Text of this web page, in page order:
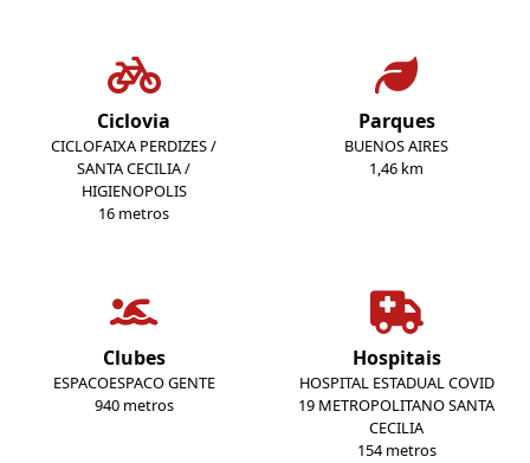
Ciclovia
CICLOFAIXA PERDIZES /
SANTA CECILIA /
HIGIENOPOLIS
16 metros
Parques
BUENOS AIRES
1,46 km
Clubes
ESPACOESPACO GENTE
940 metros
Hospitais
HOSPITAL ESTADUAL COVID
19 METROPOLITANO SANTA
CECILIA
154 metros